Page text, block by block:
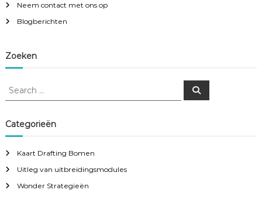
Neem contact met ons op
Blogberichten
Zoeken
S
r
c
f
o
r
S
Categorieën
Kaart Drafting Bomen
Uitleg van uitbreidingsmodules
Wonder Strategieën